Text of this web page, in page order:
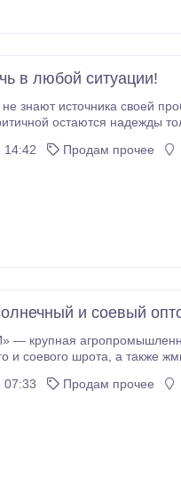
в любой ситуации!
источника своей
надежды только на сверхсилы. Вы попали ко мне не
14:42 Продам прочее
и соевый
— крупная
Наши клиенты — Россия и зарубежье, уровень повторных закупок — 93,
Опыт экспортных поставок в десятки стран * Гибкие условия
07:33 Продам прочее